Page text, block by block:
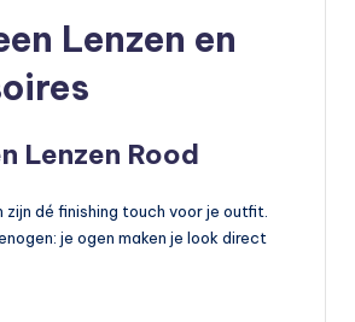
Lenzen en
Lenzen Rood
zijn dé finishing touch voor je outfit.
je ogen maken je look direct